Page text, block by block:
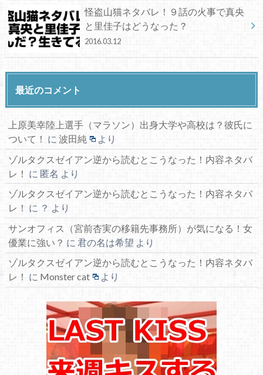
怪盗山猫ネタバレ！９話の火事で真央
と里佳子はどうなった？
2016.03.12
最近のコメント
上原美幸陸上選手（マラソン）出身大学や高校は？彼氏に
ついて！ に 波田純
より
ゾルタクスゼイアン逆から読むとこうなった！内容ネタバ
レ！ に 匿名 より
ゾルタクスゼイアン逆から読むとこうなった！内容ネタバ
レ！ に ？ より
サンオフィス（宮前杏実の移籍先事務所）が気になる！女
優業に強い？ に 君の名は希望 より
ゾルタクスゼイアン逆から読むとこうなった！内容ネタバ
レ！ に Monster cat より